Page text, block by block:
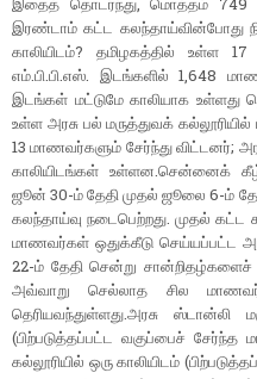
இரண்டாம் கட்ட கலந்தாய்வின்போது
காலியிடம்? தமிழகத்தில் உள்ள 17
எம்.பி.பி.எஸ். இடங்களில் 1,648
இடங்கள் மட்டுமே காலியாக உள்ளது
உள்ள அரசு பல் மருத்துவக் கல்லூரியில்
13 மாணவர்களும் சேர்ந்து விட்டனர்;
காலியிடங்கள் உள்ளன.சென்னைக்
ஜூன் 30-ம் தேதி முதல் ஜூலை 6-ம்
கலந்தாய்வு நடைபெற்றது. முதல் கட்ட
மாணவர்கள் ஒதுக்கீடு செய்யப்பட்ட
22-ம் தேதி சென்று
அவ்வாறு செல்லாத சில
தெரியவந்துள்ளது.அரசு ஸ்டான்லி
(பிற்படுத்தப்பட்ட வகுப்பைச் சேர்ந்த
கல்லூரியில் ஒரு காலியிடம்